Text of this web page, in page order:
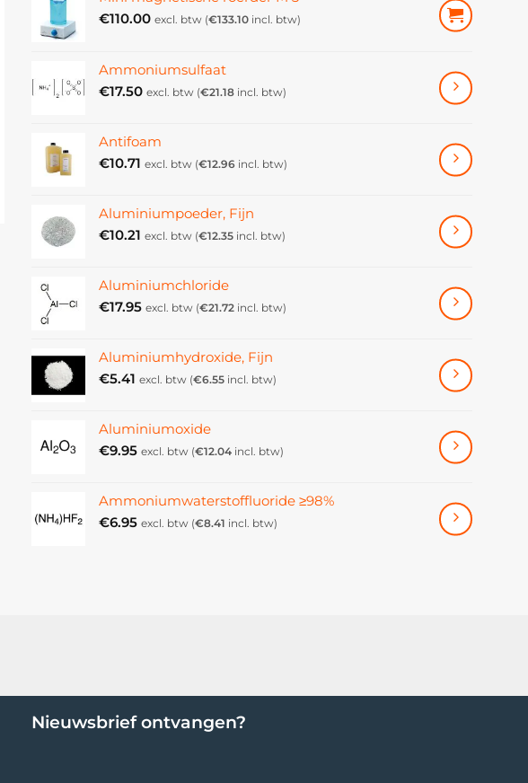
€110.00 excl. btw (€133.10 incl. btw)
Ammoniumsulfaat
€17.50 excl. btw (€21.18 incl. btw)
Antifoam
€10.71 excl. btw (€12.96 incl. btw)
Aluminiumpoeder, Fijn
€10.21 excl. btw (€12.35 incl. btw)
Aluminiumchloride
€17.95 excl. btw (€21.72 incl. btw)
Aluminiumhydroxide, Fijn
€5.41 excl. btw (€6.55 incl. btw)
Aluminiumoxide
€9.95 excl. btw (€12.04 incl. btw)
Ammoniumwaterstoffluoride ≥98%
€6.95 excl. btw (€8.41 incl. btw)
Nieuwsbrief ontvangen?